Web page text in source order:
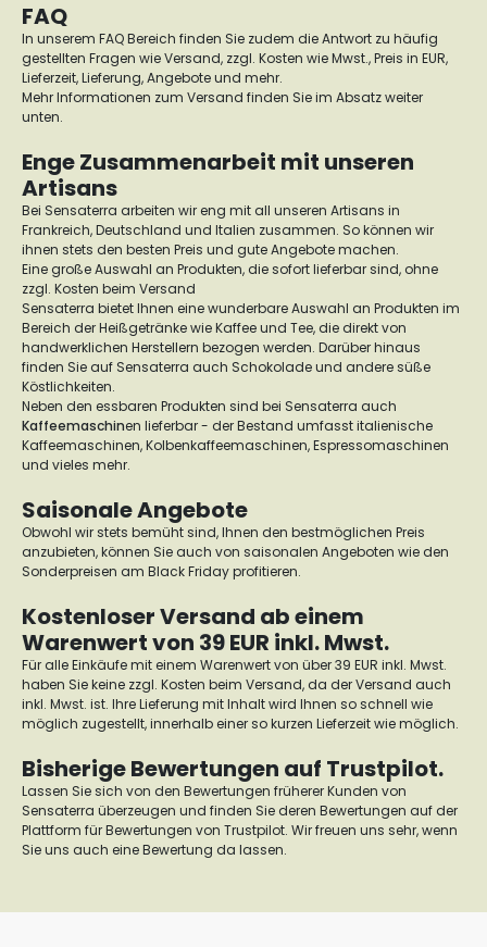
FAQ
In unserem FAQ Bereich finden Sie zudem die Antwort zu häufig
gestellten Fragen wie Versand, zzgl. Kosten wie Mwst., Preis in EUR,
Lieferzeit, Lieferung, Angebote und mehr.
Mehr Informationen zum Versand finden Sie im Absatz weiter
unten.
Enge Zusammenarbeit mit unseren
Artisans
Bei Sensaterra arbeiten wir eng mit all unseren Artisans in
Frankreich, Deutschland und Italien zusammen. So können wir
ihnen stets den besten Preis und gute Angebote machen.
Eine große Auswahl an Produkten, die sofort lieferbar sind, ohne
zzgl. Kosten beim Versand
Sensaterra bietet Ihnen eine wunderbare Auswahl an Produkten im
Bereich der Heißgetränke wie Kaffee und Tee, die direkt von
handwerklichen Herstellern bezogen werden. Darüber hinaus
finden Sie auf Sensaterra auch Schokolade und andere süße
Köstlichkeiten.
Neben den essbaren Produkten sind bei Sensaterra auch
Kaffeemaschinen lieferbar - der Bestand umfasst italienische
Kaffeemaschinen, Kolbenkaffeemaschinen, Espressomaschinen
und vieles mehr.
Saisonale Angebote
Obwohl wir stets bemüht sind, Ihnen den bestmöglichen Preis
anzubieten, können Sie auch von saisonalen Angeboten wie den
Sonderpreisen am Black Friday profitieren.
Kostenloser Versand ab einem
Warenwert von 39 EUR inkl. Mwst.
Für alle Einkäufe mit einem Warenwert von über 39 EUR inkl. Mwst.
haben Sie keine zzgl. Kosten beim Versand, da der Versand auch
inkl. Mwst. ist. Ihre Lieferung mit Inhalt wird Ihnen so schnell wie
möglich zugestellt, innerhalb einer so kurzen Lieferzeit wie möglich.
Bisherige Bewertungen auf Trustpilot.
Lassen Sie sich von den Bewertungen früherer Kunden von
Sensaterra überzeugen und finden Sie deren Bewertungen auf der
Plattform für Bewertungen von Trustpilot. Wir freuen uns sehr, wenn
Sie uns auch eine Bewertung da lassen.